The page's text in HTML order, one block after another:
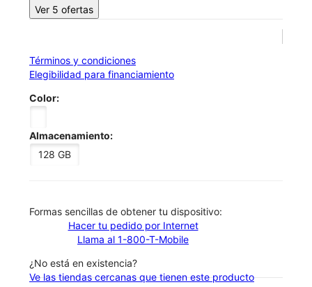
Ver 5 ofertas
Términos y condiciones
Elegibilidad para financiamiento
Color:
Almacenamiento:
128 GB
​​​​​​​Formas sencillas de obtener tu dispositivo:
Hacer tu pedido por Internet
Llama al 1-800-T-Mobile
¿No está en existencia?
Ve las tiendas cercanas que tienen este producto